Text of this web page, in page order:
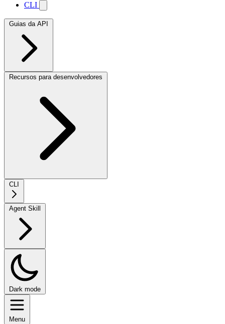
CLI
Guias da API
Recursos para desenvolvedores
CLI
Agent Skill
Dark mode
Menu